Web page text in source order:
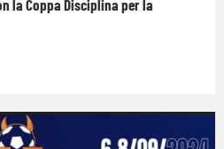
la Coppa Disciplina per la